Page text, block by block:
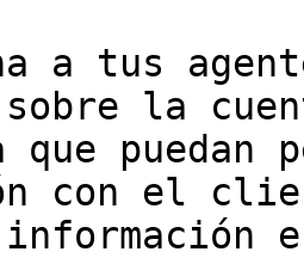
a tus
la
que puedan
con el